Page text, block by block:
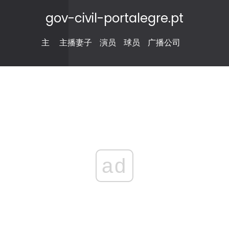
gov-civil-portalegre.pt
主 主播妻子 演员 球员 广播公司
ad